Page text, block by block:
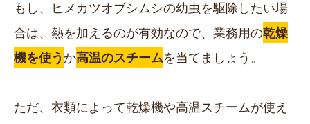
もし、ヒメカツオブシムシの幼虫を駆除したい場
合は、熱を加えるのが有効なので、業務用の乾燥
機を使うか高温のスチームを当てましょう。
ただ、衣類によって乾燥機や高温スチームが使え